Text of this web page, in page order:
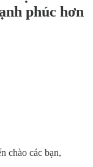
phúc hơn
chào các bạn,